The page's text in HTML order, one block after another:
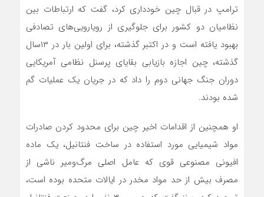
ترامپ در قبال چین خودداری کرد، گفت که ارتباطات بین
نظامیان دو کشور برای جلوگیری از رویارویی‌های تصادفی
بهبود یافته است و در اکتبر گذشته، برای اولین بار در ۱۳سال
گذشته، چین اجازه بازیابی بقایای پرسنل نظامی آمریکایی
دوران جنگ جهانی دوم را داد که در جریان یک عملیات گم
شده بودند.
او همچنین از اقدامات اخیر چین برای محدود کردن صادرات
مواد شیمیایی مورد استفاده در ساخت فنتانیل، یک ماده
افیونی مصنوعی قوی که عامل اصلی مرگ‌ومیر ناشی از
مصرف بیش از حد مواد مخدر در ایالات متحده بوده است،